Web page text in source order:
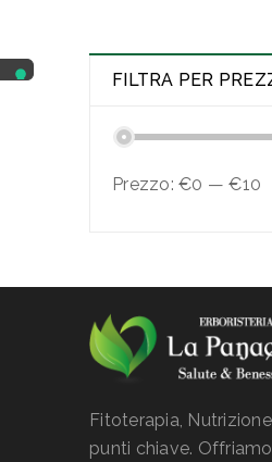
FILTRA PER
Prezzo: €0 —€10
Fitoterapia,
punti chiave.